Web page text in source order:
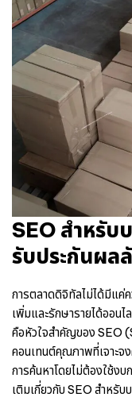
SEO สำหรับ
รับประกันผล
การตลาดดิจิทัลไม่ได้มีแค่ค
เพิ่มและรักษารายได้ออน
คือหัวใจสำคัญของ SEO
คอนเทนต์คุณภาพที่เจาะจ
การค้นหาโดยไม่ต้องใช้ง
เติมเกี่ยวกับ SEO สำหรั